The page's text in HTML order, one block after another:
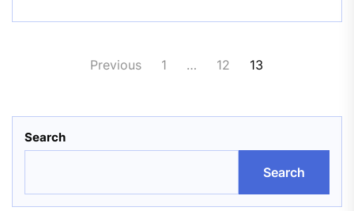
Previous 1 … 12 13
Search
Search